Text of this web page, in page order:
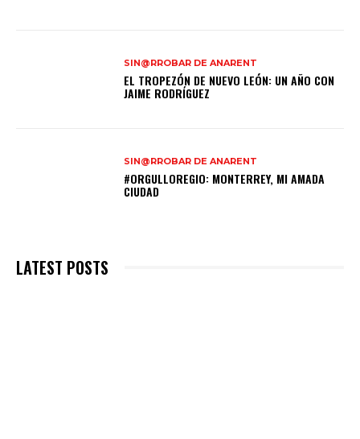
SIN@RROBAR DE ANARENT
EL TROPEZÓN DE NUEVO LEÓN: UN AÑO CON
JAIME RODRÍGUEZ
SIN@RROBAR DE ANARENT
#ORGULLOREGIO: MONTERREY, MI AMADA
CIUDAD
LATEST POSTS